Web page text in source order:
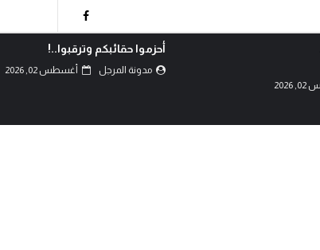
بيان الثبات والتفويض لجماهير
ميدان السبعين تعلن الجهوزية
الشاملة والمرحلة...